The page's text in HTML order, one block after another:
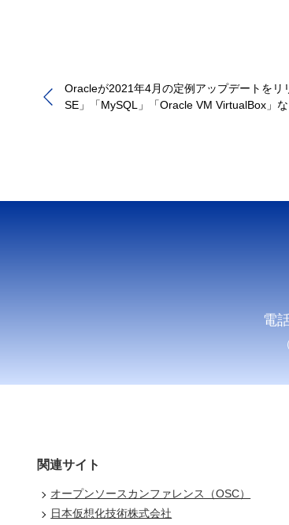
Oracleが2021年4月の定例アップデートをリ
SE」「MySQL」「Oracle VM VirtualBox」
電
関連サイト
オープンソースカンファレンス（OSC）
日本仮想化技術株式会社